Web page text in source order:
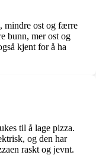
mindre ost og færre
bunn, mer ost og
kjent for å ha
til å lage pizza.
og den har
raskt og jevnt.